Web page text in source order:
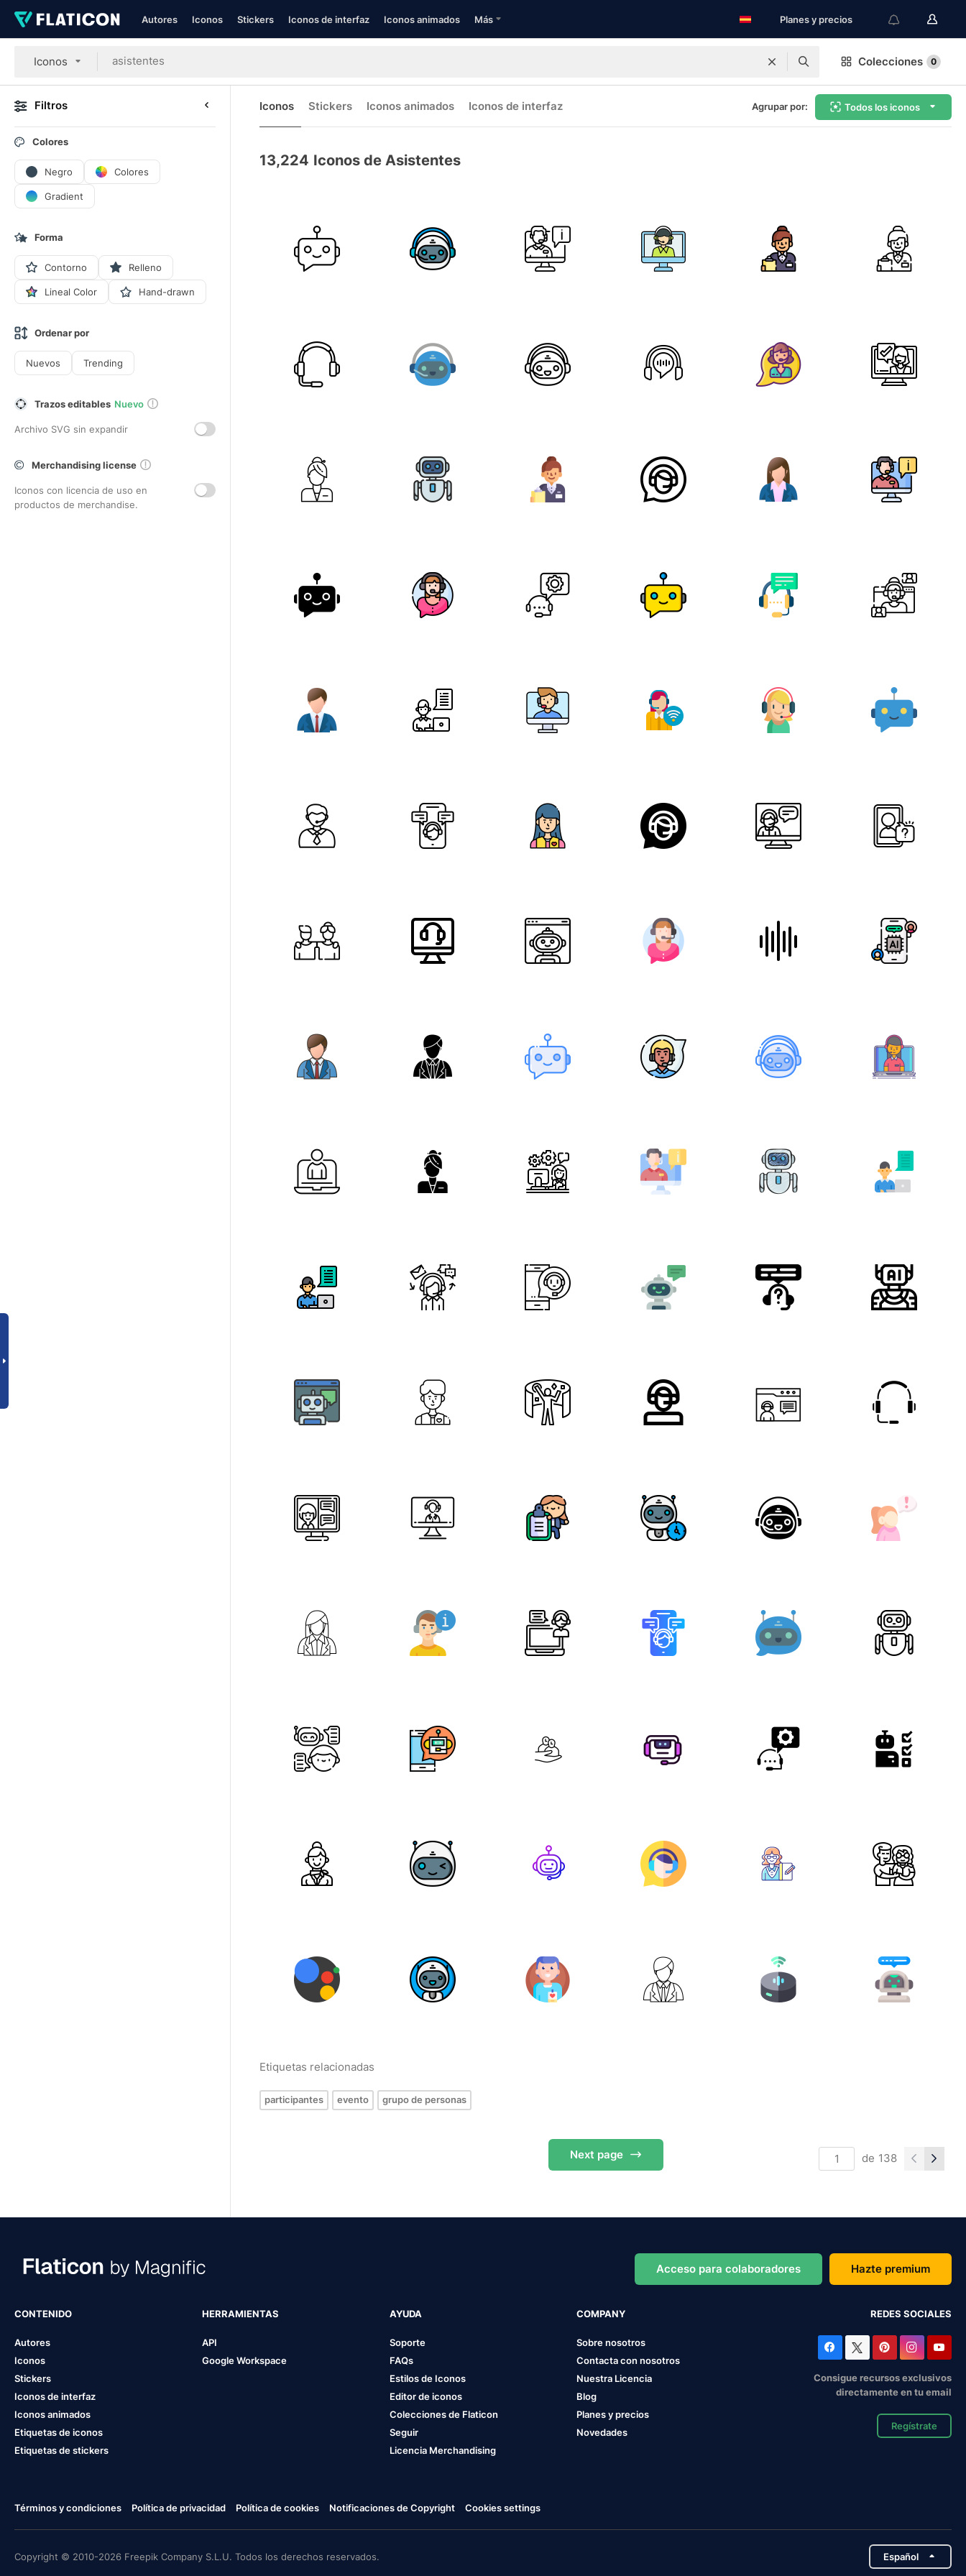
Autores Iconos Stickers Iconos de interfaz Iconos animados Más Planes y precios
Iconos Colecciones 0
Filtros
Colores
Negro Colores
Gradient
Forma
Contorno Relleno
Lineal Color Hand-drawn
Ordenar por
Nuevos Trending
Trazos editables Nuevo
Archivo SVG sin expandir
Merchandising license
Iconos con licencia de uso en
productos de merchandise.
Iconos Stickers Iconos animados Iconos de interfaz Agrupar por: Todos los iconos
13,224 Iconos de Asistentes
Etiquetas relacionadas
participantes evento grupo de personas
Next page de 138
Acceso para colaboradores Hazte premium
CONTENIDO
Autores
Iconos
Stickers
Iconos de interfaz
Iconos animados
Etiquetas de iconos
Etiquetas de stickers
HERRAMIENTAS
API
Google Workspace
AYUDA
Soporte
FAQs
Estilos de Iconos
Editor de iconos
Colecciones de Flaticon
Seguir
Licencia Merchandising
COMPANY
Sobre nosotros
Contacta con nosotros
Nuestra Licencia
Blog
Planes y precios
Novedades
REDES SOCIALES
Consigue recursos exclusivos
directamente en tu email
Regístrate
Términos y condiciones Política de privacidad Política de cookies Notificaciones de Copyright Cookies settings
Copyright © 2010-2026 Freepik Company S.L.U. Todos los derechos reservados. Español